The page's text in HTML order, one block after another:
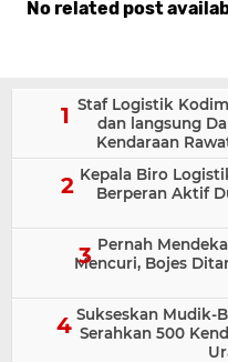
No related post
Staf Logistik
dan langsung
Kendaraan
Kepala Biro
Berperan Aktif
Pernah
Mencuri, Bojes
Sukseskan Mudik-
Serahkan 500